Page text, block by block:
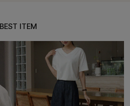
BEST ITEM